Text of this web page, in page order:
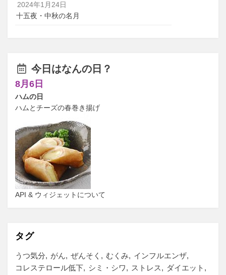
2024年1月24日
十五夜・中秋の名月
今日はなんの日？
8月6日
ハムの日
ハムとチーズの春巻き揚げ
API & ウィジェットについて
タグ
うつ気分 がん ぜんそく むくみ
インフルエンザ
コレステロール低下
シミ・シワ ストレス
ダイエット